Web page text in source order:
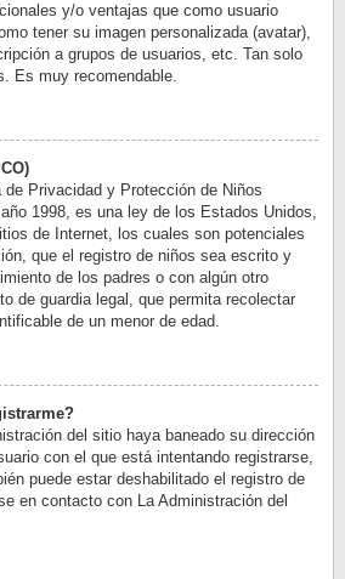
y/o ventajas que como usuario
tener su imagen personalizada (avatar),
a grupos de usuarios, etc. Tan solo
Es muy recomendable.
Privacidad y Protección de Niños
1998, es una ley de los Estados Unidos,
de Internet, los cuales son potenciales
que el registro de niños sea escrito y
de los padres o con algún otro
de guardia legal, que permita recolectar
de un menor de edad.
del sitio haya baneado su dirección
con el que está intentando registrarse,
puede estar deshabilitado el registro de
en contacto con La Administración del